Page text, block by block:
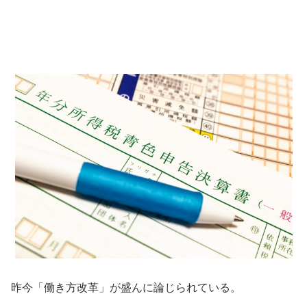
昨今「働き方改革」が盛んに論じられている。